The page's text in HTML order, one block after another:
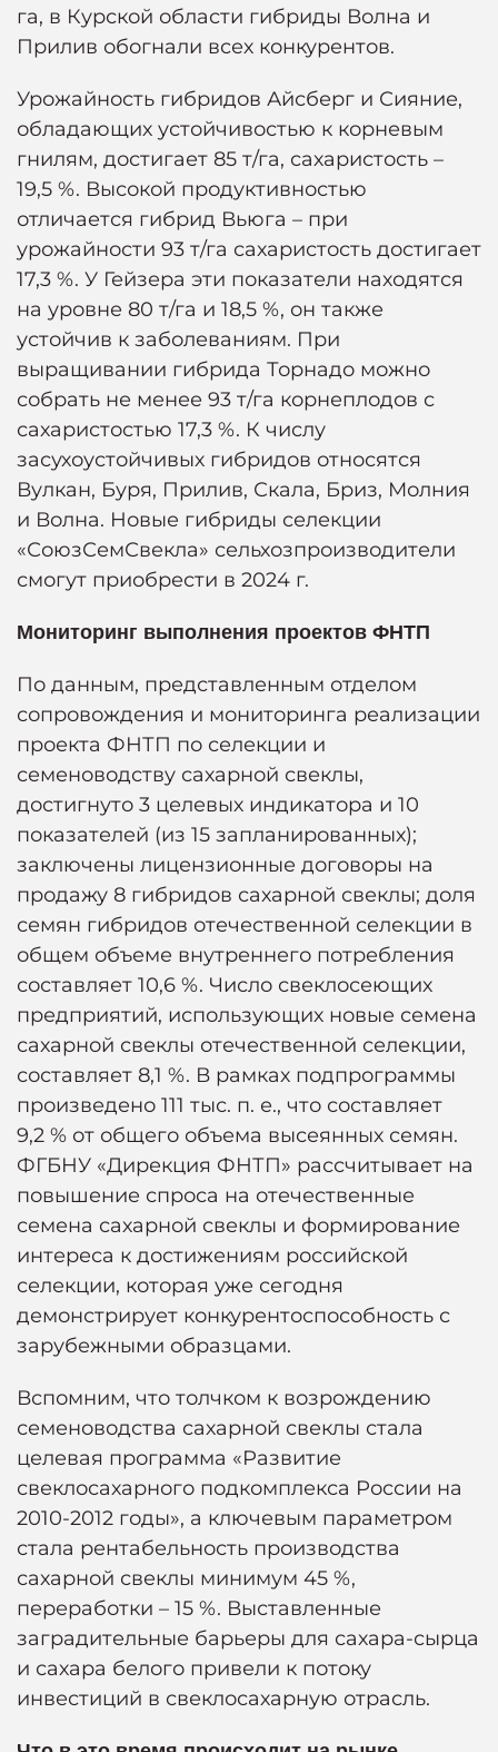
га, в Курской области гибриды Волна и
Прилив обогнали всех конкурентов.
Урожайность гибридов Айсберг и Сияние,
обладающих устойчивостью к корневым
гнилям, достигает 85 т/га, сахаристость –
19,5 %. Высокой продуктивностью
отличается гибрид Вьюга – при
урожайности 93 т/га сахаристость достигает
17,3 %. У Гейзера эти показатели находятся
на уровне 80 т/га и 18,5 %, он также
устойчив к заболеваниям. При
выращивании гибрида Торнадо можно
собрать не менее 93 т/га корнеплодов с
сахаристостью 17,3 %. К числу
засухоустойчивых гибридов относятся
Вулкан, Буря, Прилив, Скала, Бриз, Молния
и Волна. Новые гибриды селекции
«СоюзСемСвекла» сельхозпроизводители
смогут приобрести в 2024 г.
Мониторинг выполнения проектов ФНТП
По данным, представленным отделом
сопровождения и мониторинга реализации
проекта ФНТП по селекции и
семеноводству сахарной свеклы,
достигнуто 3 целевых индикатора и 10
показателей (из 15 запланированных);
заключены лицензионные договоры на
продажу 8 гибридов сахарной свеклы; доля
семян гибридов отечественной селекции в
общем объеме внутреннего потребления
составляет 10,6 %. Число свеклосеющих
предприятий, использующих новые семена
сахарной свеклы отечественной селекции,
составляет 8,1 %. В рамках подпрограммы
произведено 111 тыс. п. е., что составляет
9,2 % от общего объема высеянных семян.
ФГБНУ «Дирекция ФНТП» рассчитывает на
повышение спроса на отечественные
семена сахарной свеклы и формирование
интереса к достижениям российской
селекции, которая уже сегодня
демонстрирует конкурентоспособность с
зарубежными образцами.
Вспомним, что толчком к возрождению
семеноводства сахарной свеклы стала
целевая программа «Развитие
свеклосахарного подкомплекса России на
2010-2012 годы», а ключевым параметром
стала рентабельность производства
сахарной свеклы минимум 45 %,
переработки – 15 %. Выставленные
заградительные барьеры для сахара-сырца
и сахара белого привели к потоку
инвестиций в свеклосахарную отрасль.